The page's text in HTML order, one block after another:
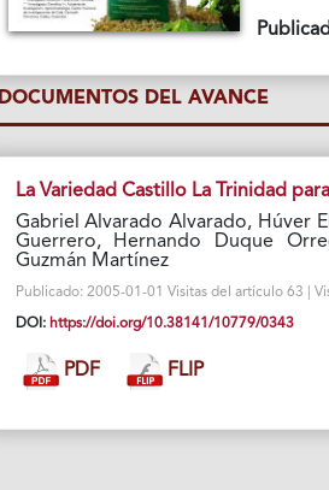
DOCUMENTOS DEL AVANCE
La Variedad Castillo La Trinidad
Gabriel Alvarado Alvarado, Húver
Guerrero, Hernando Duque
Guzmán Martínez
Publicado: 2005-01-01 Visitas del artículo 63 |
DOI: https://doi.org/10.38141/10779/0343
PDF FLIP